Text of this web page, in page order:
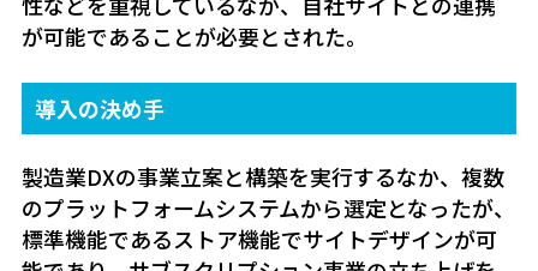
が可能であることが必要とされた。
導入の決め手
製造業DXの事業立案と構築を実行するなか、複数
のプラットフォームシステムから選定となったが、
標準機能であるストア機能でサイトデザインが可